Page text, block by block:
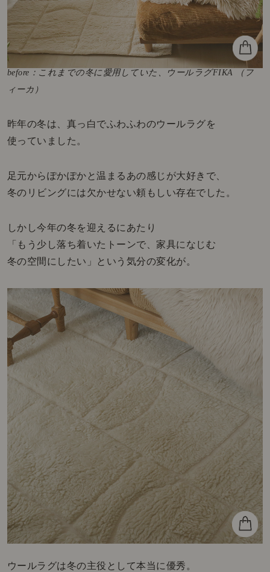
before：これまでの冬に愛用していた、ウールラグFIKA （フ
ィーカ）
昨年の冬は、真っ白でふわふわのウールラグを
使っていました。
足元からぽかぽかと温まるあの感じが大好きで、
冬のリビングには欠かせない頼もしい存在でした。
しかし今年の冬を迎えるにあたり
「もう少し落ち着いたトーンで、家具になじむ
冬の空間にしたい」という気分の変化が。
ウールラグは冬の主役として本当に優秀。